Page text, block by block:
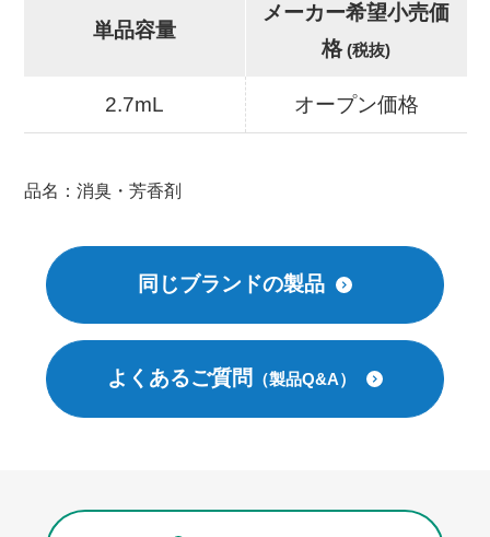
単品容量
メーカー希望小売価
格(税抜)
2.7mL オープン価格
品名：消臭・芳香剤
同じブランドの製品
よくあるご質問 （製品Q&A）